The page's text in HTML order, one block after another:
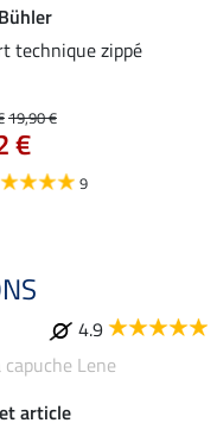
technique zippé
19,90 €
€
9
4.9
Lene
article